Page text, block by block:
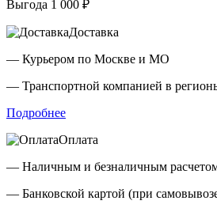
Выгода 1 000 ₽
Доставка
— Курьером по Москве и МО
— Транспортной компанией в
Подробнее
Оплата
— Наличным и безналичным
— Банковской картой (при